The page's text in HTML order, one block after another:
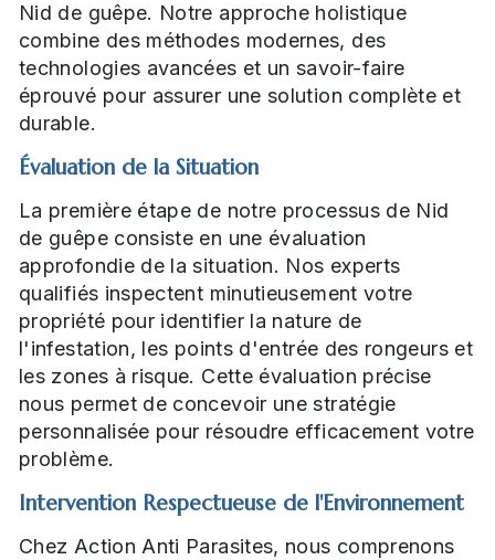
Nid de guêpe. Notre approche holistique
combine des méthodes modernes, des
technologies avancées et un savoir-faire
éprouvé pour assurer une solution complète et
durable.
Évaluation de la Situation
La première étape de notre processus de Nid
de guêpe consiste en une évaluation
approfondie de la situation. Nos experts
qualifiés inspectent minutieusement votre
propriété pour identifier la nature de
l'infestation, les points d'entrée des rongeurs et
les zones à risque. Cette évaluation précise
nous permet de concevoir une stratégie
personnalisée pour résoudre efficacement votre
problème.
Intervention Respectueuse de l'Environnement
Chez Action Anti Parasites, nous comprenons